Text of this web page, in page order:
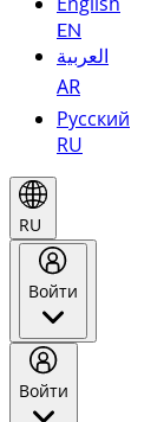
EN
العربية
AR
Русский
RU
RU
Войти
Войти